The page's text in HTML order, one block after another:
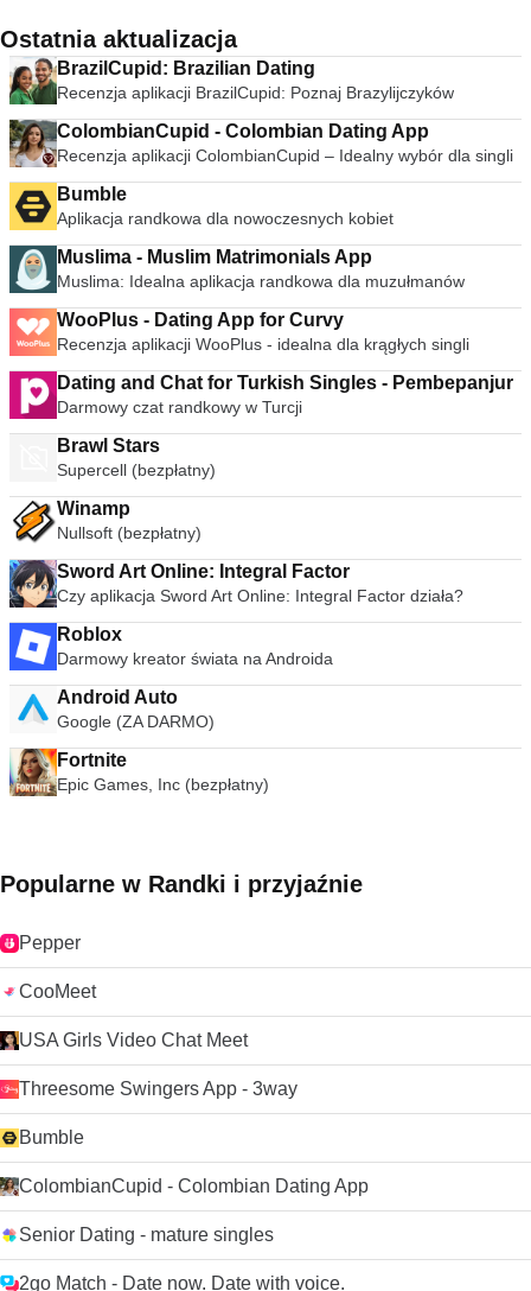
Ostatnia aktualizacja
BrazilCupid: Brazilian Dating
Recenzja aplikacji BrazilCupid: Poznaj Brazylijczyków
ColombianCupid - Colombian Dating App
Recenzja aplikacji ColombianCupid – Idealny wybór dla singli
Bumble
Aplikacja randkowa dla nowoczesnych kobiet
Muslima - Muslim Matrimonials App
Muslima: Idealna aplikacja randkowa dla muzułmanów
WooPlus - Dating App for Curvy
Recenzja aplikacji WooPlus - idealna dla krągłych singli
Dating and Chat for Turkish Singles - Pembepanjur
Darmowy czat randkowy w Turcji
Brawl Stars
Supercell (bezpłatny)
Winamp
Nullsoft (bezpłatny)
Sword Art Online: Integral Factor
Czy aplikacja Sword Art Online: Integral Factor działa?
Roblox
Darmowy kreator świata na Androida
Android Auto
Google (ZA DARMO)
Fortnite
Epic Games, Inc (bezpłatny)
Popularne w Randki i przyjaźnie
Pepper
CooMeet
USA Girls Video Chat Meet
Threesome Swingers App - 3way
Bumble
ColombianCupid - Colombian Dating App
Senior Dating - mature singles
2go Match - Date now. Date with voice.